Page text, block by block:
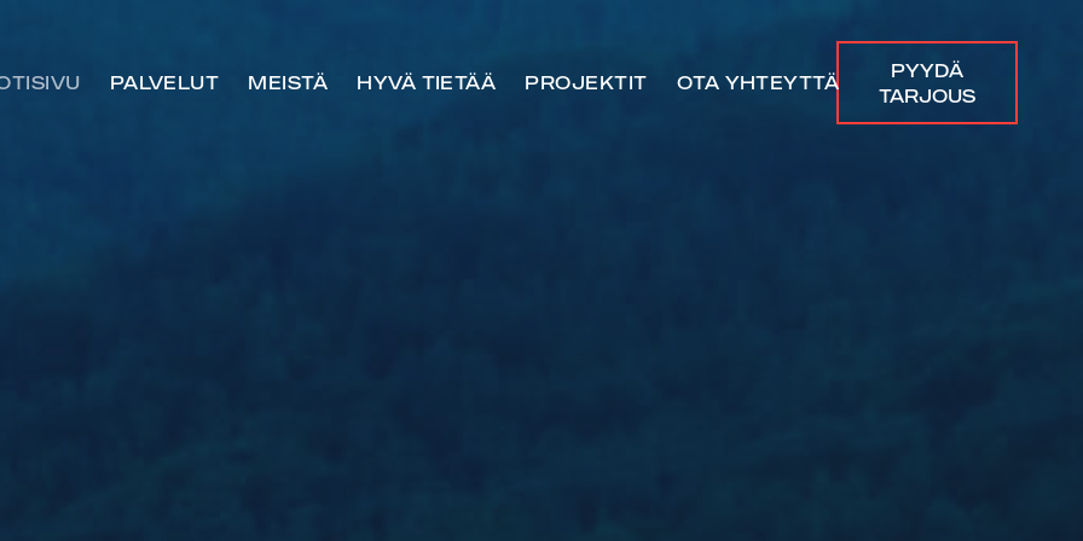
PALVELUT MEISTÄ HYVÄ TIETÄÄ PROJEKTIT OTA YHTEYTTÄ
PYYDÄ
TARJOUS